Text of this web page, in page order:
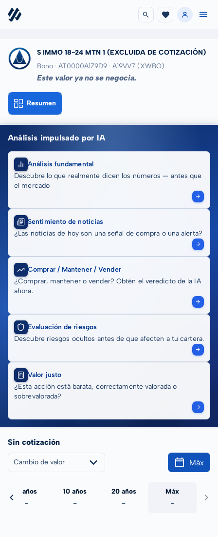
S IMMO 18-24 MTN 1 (EXCLUIDA DE COTIZACIÓN)
Bono · AT0000A1Z9D9 · A19VV7 (XWBO)
Este valor ya no se negocia.
Resumen
Análisis impulsado por IA
Análisis fundamental
Descubre lo que realmente dicen los números — antes que
el mercado
Sentimiento de noticias
¿Las noticias de hoy son una señal de compra o una alerta?
Comprar / Mantener / Vender
¿Comprar, mantener o vender? Obtén el veredicto de la IA
ahora.
Evaluación de riesgos
Descubre riesgos ocultos antes de que afecten a tu cartera.
Valor justo
¿Esta acción está barata, correctamente valorada o
sobrevalorada?
Sin cotización
Cambio de valor Máx
5 años
-
10 años
-
20 años
-
Máx
-